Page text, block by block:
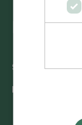
Swish 900 85 90